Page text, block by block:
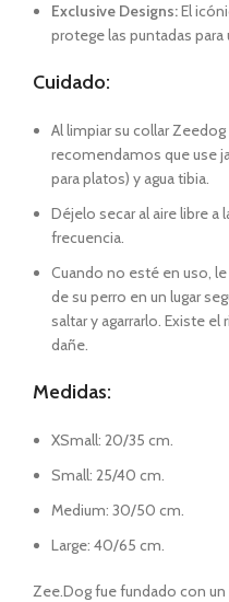
Exclusive Designs:El
protege las puntadas para
Cuidado:
Al limpiar su collar
recomendamos que use
para platos) y agua tibia.
Déjelo secar al aire libre a
frecuencia.
Cuando no esté en uso,
de su perro en un lugar
saltar y agarrarlo. Existe
dañe.
Medidas:
XSmall: 20/35 cm.
Small: 25/40 cm.
Medium: 30/50 cm.
Large: 40/65 cm.
Zee.Dog fue fundado con